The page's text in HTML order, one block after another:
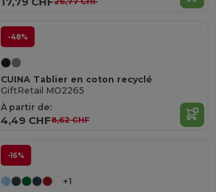
-48%
CUINA Tablier en coton recyclé
GiftRetail MO2265
À partir de:
4,49 CHF8,62 CHF
-16%
+1